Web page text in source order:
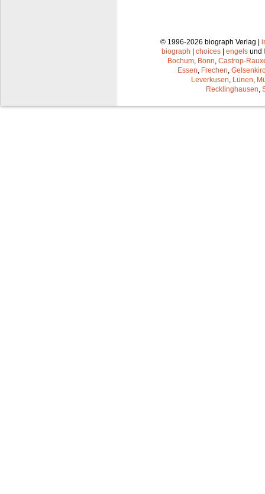
© 1996-2026 biograph Verlag |
biograph
choices engels und
Bochum, Bonn, Castrop-
Essen, Frechen,
Leverkusen, Lünen,
Recklinghausen,